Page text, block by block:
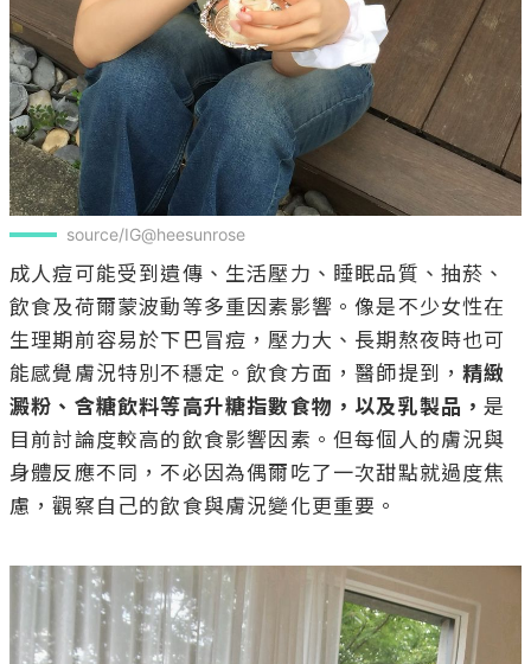
source/IG@heesunrose
成人痘可能受到遺傳、生活壓力、睡眠品質、抽菸、
飲食及荷爾蒙波動等多重因素影響。像是不少女性在
生理期前容易於下巴冒痘，壓力大、長期熬夜時也可
能感覺膚況特別不穩定。飲食方面，醫師提到，精緻
澱粉、含糖飲料等高升糖指數食物，以及乳製品，是
目前討論度較高的飲食影響因素。但每個人的膚況與
身體反應不同，不必因為偶爾吃了一次甜點就過度焦
慮，觀察自己的飲食與膚況變化更重要。